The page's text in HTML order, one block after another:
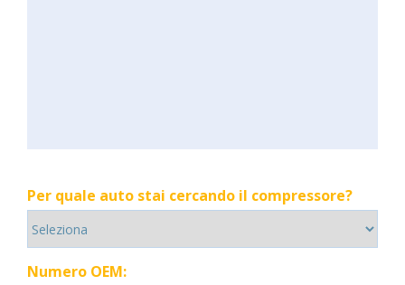
Per quale auto stai cercando il compressore?
Numero OEM: